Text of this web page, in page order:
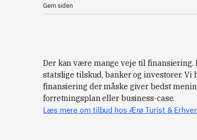
Gem siden
Der kan være mange veje til
statslige tilskud, banker og investorer.
finansiering der måske giver bedst
forretningsplan eller business-case.
Læs mere om tilbud hos Ærø Turist &